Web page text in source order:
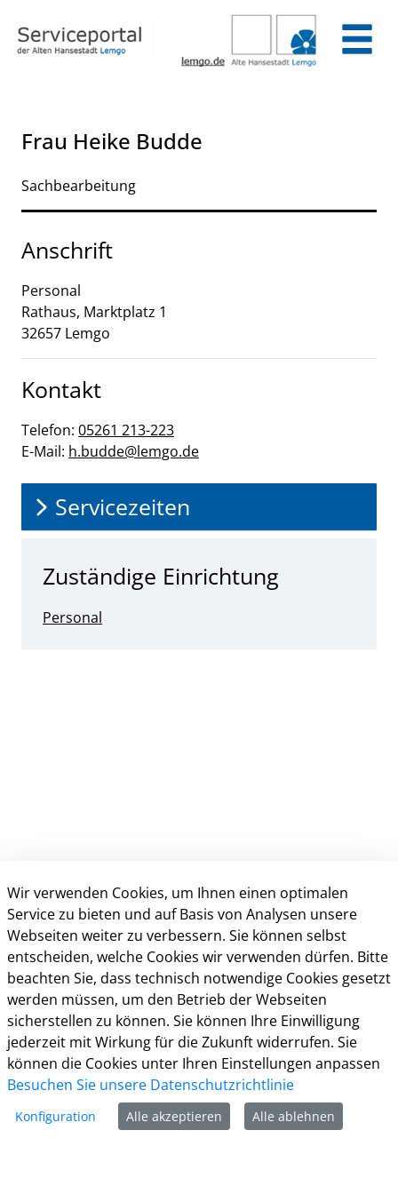
Frau Heike Budde
Sachbearbeitung
Anschrift
Personal
Rathaus, Marktplatz 1
32657 Lemgo
Kontakt
Telefon: 05261 213-223
E-Mail: h.budde@​lemgo.de
Servicezeiten
Zuständige Einrichtung
Personal
Kontakt
Öffnungszeiten
Häuftig gestellte Fragen (FAQ)
Impressum
Kontakt
Wir verwenden Cookies, um Ihnen einen optimalen
Service zu bieten und auf Basis von Analysen unsere
Webseiten weiter zu verbessern. Sie können selbst
entscheiden, welche Cookies wir verwenden dürfen. Bitte
beachten Sie, dass technisch notwendige Cookies gesetzt
werden müssen, um den Betrieb der Webseiten
sicherstellen zu können. Sie können Ihre Einwilligung
jederzeit mit Wirkung für die Zukunft widerrufen. Sie
können die Cookies unter Ihren Einstellungen anpassen
Besuchen Sie unsere Datenschutzrichtlinie
Konfiguration Alle akzeptieren Alle ablehnen